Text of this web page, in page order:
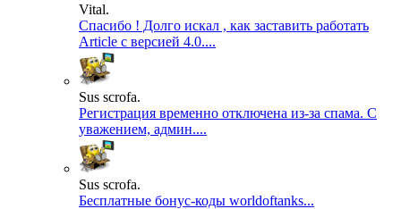
Vital.
Спасибо ! Долго искал , как заставить работать
Article с версией 4.0....
Sus scrofa.
Регистрация временно отключена из-за спама. С
уважением, админ....
Sus scrofa.
Бесплатные бонус-коды worldoftanks...